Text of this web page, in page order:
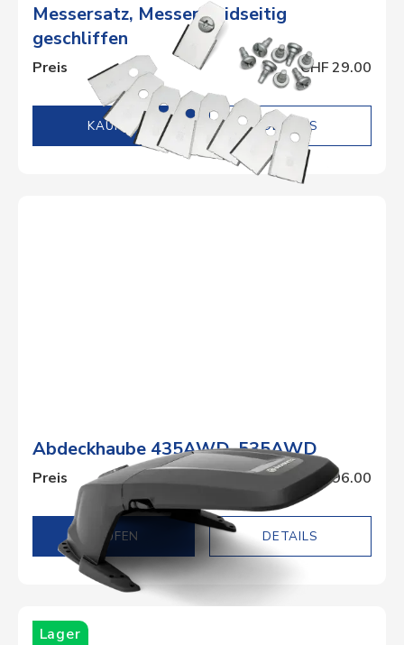
Messersatz, Messer beidseitig
geschliffen
Preis CHF 29.00
DETAILS
Abdeckhaube 435AWD, 535AWD
Preis CHF 296.00
DETAILS
Lager